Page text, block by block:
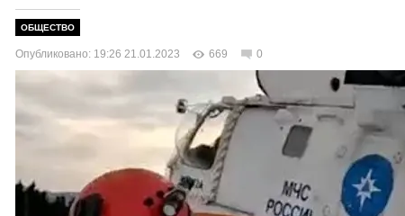
ОБЩЕСТВО
Опубликовано: 19:26 21.01.2023 669 0